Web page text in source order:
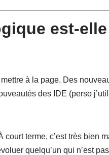
est-elle
à la page. Des
des IDE (perso
terme, c’est très bien
quelqu’un qui n’est